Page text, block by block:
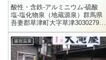
酸性・含鉄-アルミニウム-硫酸
塩-塩化物泉（地蔵源泉）群馬県
吾妻郡草津町大字草津3030279-
88-3341内湯×1日帰り入浴不可宿
泊は3泊から、1泊3000円2004
年・夏 －...
湯宿温泉